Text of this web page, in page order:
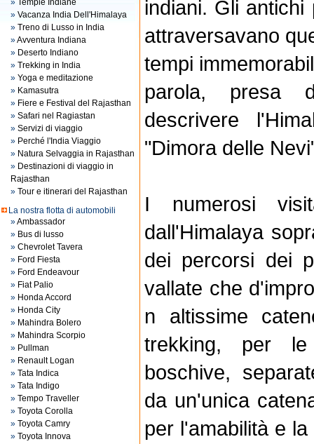
» Tempie Indiane
» Vacanza India Dell'Himalaya
» Treno di Lusso in India
»Avventura Indiana
» Deserto Indiano
» Trekking in India
» Yoga e meditazione
» Kamasutra
» Fiere e Festival del Rajasthan
» Safari nel Ragiastan
» Servizi di viaggio
» Perché l'India Viaggio
» Natura Selvaggia in Rajasthan
» Destinazioni di viaggio in
Rajasthan
» Tour e itinerari del Rajasthan
La nostra flotta di automobili
»Ambassador
» Bus di lusso
» Chevrolet Tavera
» Ford Fiesta
» Ford Endeavour
» Fiat Palio
» Honda Accord
» Honda City
» Mahindra Bolero
» Mahindra Scorpio
» Pullman
» Renault Logan
» Tata Indica
» Tata Indigo
» Tempo Traveller
» Toyota Corolla
» Toyota Camry
» Toyota Innova
indiani. Gli antichi
attraversavano
tempi
parola, presa
descrivere
"Dimora delle
I numerosi
dall'Himalaya
dei percorsi dei
vallate che
n altissime
trekking, per
boschive,
da un'unica
per l'amabilità e